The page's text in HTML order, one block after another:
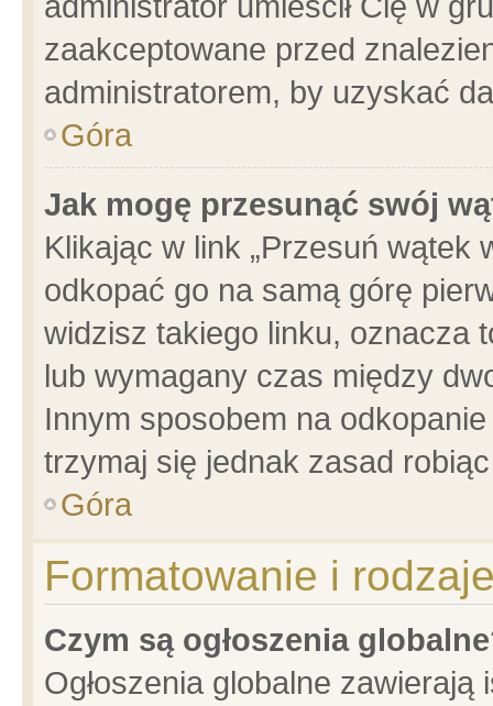
zaakceptowane przed
administratorem, by uzyskać
Góra
Jak mogę przesunąć swój
Klikając w link „Przesuń wątek
odkopać go na samą górę
widzisz takiego linku, oznacza
lub wymagany czas między
Innym sposobem na
trzymaj się jednak zasad
Góra
Formatowanie i
Czym są ogłoszenia
Ogłoszenia globalne